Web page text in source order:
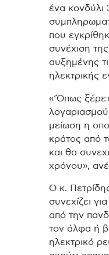
ένα
που
συνέχιση
αυξημένης
ηλεκτρικής
«‘Όπως
μείωση η
κράτος από
και θα
χρόνου»,
Ο κ.
συνεχίζει
από την
τον άλφα ή
ηλεκτρικό